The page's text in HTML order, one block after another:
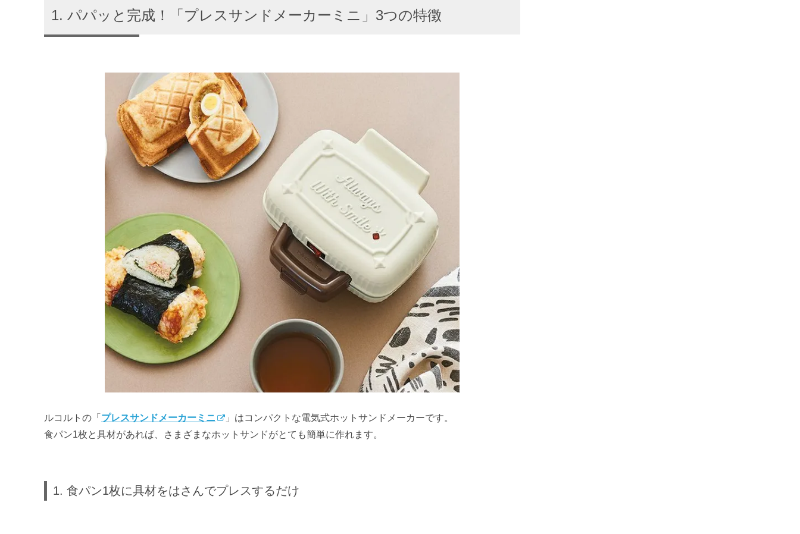
パパッと完成！「プレスサンドメーカーミニ」3つの特徴
ルコルトの「 プレスサンドメーカーミニ
」はコンパクトな電気式ホットサンドメーカーです。
食パン1枚と具材があれば、さまざまなホットサンドがとても簡単に作れます。
1. 食パン1枚に具材をはさんでプレスするだけ